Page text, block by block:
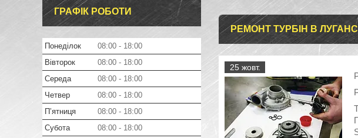
РЕМОНТ ТУРБІН В
25 жовт.
ГРАФІК РОБОТИ
Понеділок 08:00
18:00
Вівторок
08:00
18:00
Середа
08:00
18:00
Четвер
08:00
18:00
Пʼятниця
08:00
18:00
Субота
08:00
18:00